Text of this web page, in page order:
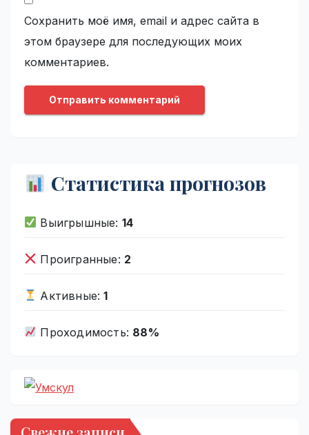
Сохранить моё имя, email и адрес сайта в
этом браузере для последующих моих
комментариев.
Статистика прогнозов
Выигрышные: 14
Проигранные: 2
Активные:1
Проходимость: 88%